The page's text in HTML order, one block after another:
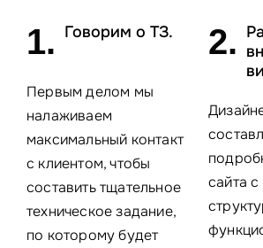
1. Говорим о ТЗ.
Первым делом мы
налаживаем
максимальный контакт
с клиентом, чтобы
составить тщательное
техническое задание,
по которому будет
2.
сайта